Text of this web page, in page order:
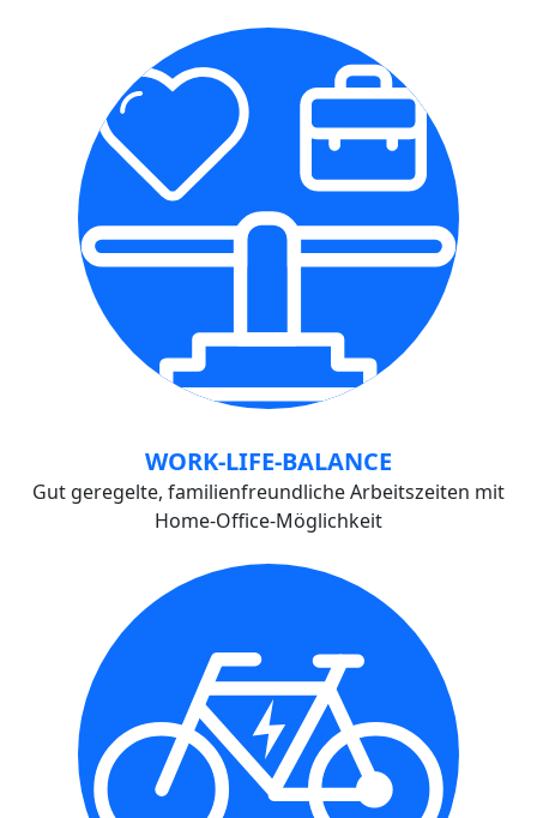
WORK-LIFE-BALANCE
Gut geregelte, familienfreundliche Arbeitszeiten mit
Home-Office-Möglichkeit